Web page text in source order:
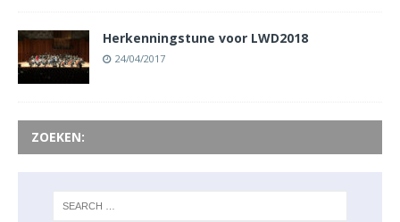
Herkenningstune voor LWD2018
24/04/2017
ZOEKEN: